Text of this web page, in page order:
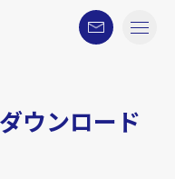
ウンロード